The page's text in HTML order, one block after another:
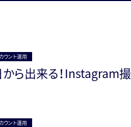
ウント運用
ら出来る！Instagram
ウント運用